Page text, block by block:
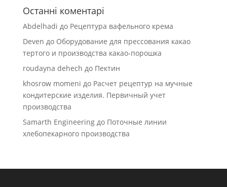
Останні коментарі
Abdelhadi до Рецептура вафельного крема
Deven до Оборудование для прессования какао
тертого и производства какао-порошка
roudayna dehech до Пектин
khosrow momeni до Расчет рецептур на мучные
кондитерские изделия. Первичный учет
производства
Samarth Engineeringдо Поточные линии
хлебопекарного производства